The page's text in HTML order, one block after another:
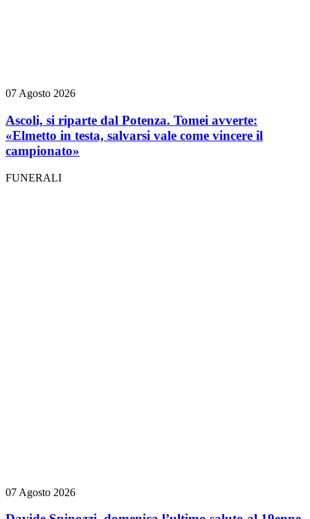
07 Agosto 2026
Ascoli, si riparte dal Potenza. Tomei avverte:
«Elmetto in testa, salvarsi vale come vincere il
campionato»
FUNERALI
07 Agosto 2026